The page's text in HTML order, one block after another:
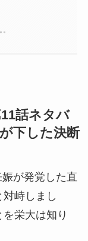
話ネタバ
下した決断
が発覚した直
峙しまし
栄大は知り